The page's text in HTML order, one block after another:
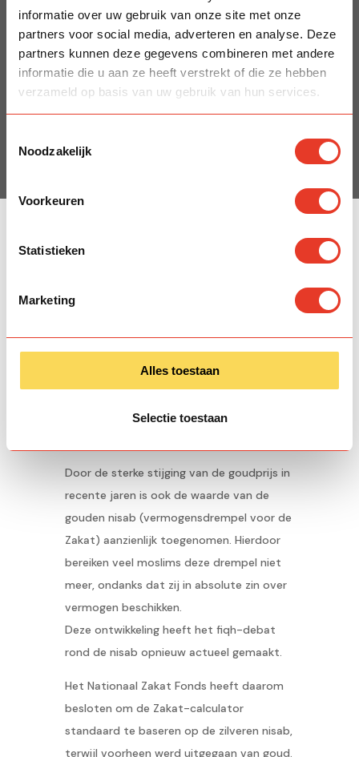
informatie over uw gebruik van onze site met onze
partners voor social media, adverteren en analyse. Deze
partners kunnen deze gegevens combineren met andere
informatie die u aan ze heeft verstrekt of die ze hebben
verzameld op basis van uw gebruik van hun services.
Noodzakelijk
Voorkeuren
Statistieken
Marketing
Alles toestaan
Selectie toestaan
Zilveren Nisab als standaard in de Zakat-calculator
Door de sterke stijging van de goudprijs in
recente jaren is ook de waarde van de
gouden nisab (vermogensdrempel voor de
Zakat) aanzienlijk toegenomen. Hierdoor
bereiken veel moslims deze drempel niet
meer, ondanks dat zij in absolute zin over
vermogen beschikken.
Deze ontwikkeling heeft het fiqh-debat
rond de nisab opnieuw actueel gemaakt.
Het Nationaal Zakat Fonds heeft daarom
besloten om de Zakat-calculator
standaard te baseren op de zilveren nisab,
terwijl voorheen werd uitgegaan van goud.